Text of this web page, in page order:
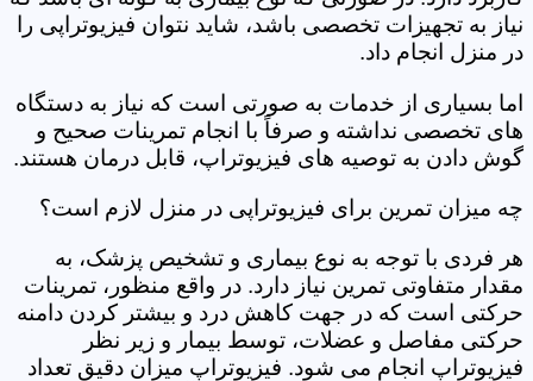
نیاز به تجهیزات تخصصی باشد، شاید نتوان فیزیوتراپی را
در منزل انجام داد.
اما بسیاری از خدمات به صورتی است که نیاز به دستگاه
های تخصصی نداشته و صرفاً با انجام تمرینات صحیح و
گوش دادن به توصیه های فیزیوتراپ، قابل درمان هستند.
چه میزان تمرین برای فیزیوتراپی در منزل لازم است؟
هر فردی با توجه به نوع بیماری و تشخیص پزشک، به
مقدار متفاوتی تمرین نیاز دارد. در واقع منظور، تمرینات
حرکتی است که در جهت کاهش درد و بیشتر کردن دامنه
حرکتی مفاصل و عضلات، توسط بیمار و زیر نظر
فیزیوتراپ انجام می شود. فیزیوتراپ میزان دقیق تعداد